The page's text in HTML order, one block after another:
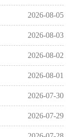
2026-08-05
2026-08-03
2026-08-02
2026-08-01
2026-07-30
2026-07-29